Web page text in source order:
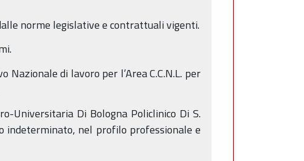
norme legislative e contrattuali vigenti.
di lavoro per l’Area C.C.N.L. per
Universitaria Di Bologna Policlinico Di S.
indeterminato, nel profilo professionale e